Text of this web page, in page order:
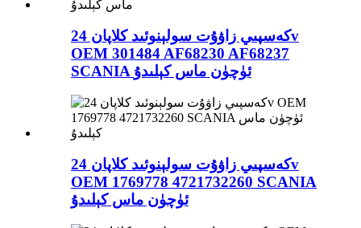
كەسپىي زاۋۇت سولېنوئىد كلاپان 24v
OEM 301484 AF68230 AF68237
SCANIA ئۈچۈن ماس كېلىدۇ
كەسپىي زاۋۇت سولېنوئىد كلاپان 24v
OEM 1769778 4721732260 SCANIA
ئۈچۈن ماس كېلىدۇ